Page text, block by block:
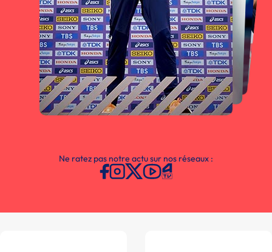
Ne ratez pas notre actu sur nos réseaux :